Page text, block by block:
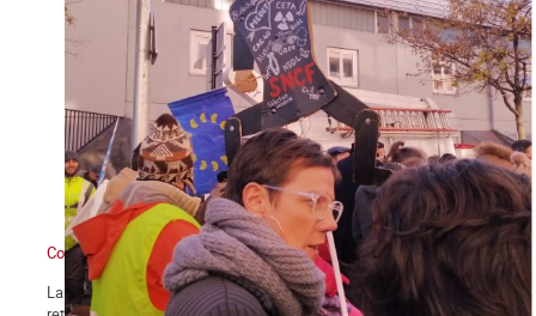
Contre Macron et sa réforme des retraites : grève générale !
La démonstration de force des salariés contre la réforme des